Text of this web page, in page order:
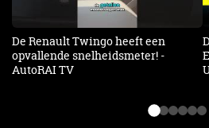
De Renault Twingo heeft een
opvallende snelheidsmeter! -
AutoRAI TV